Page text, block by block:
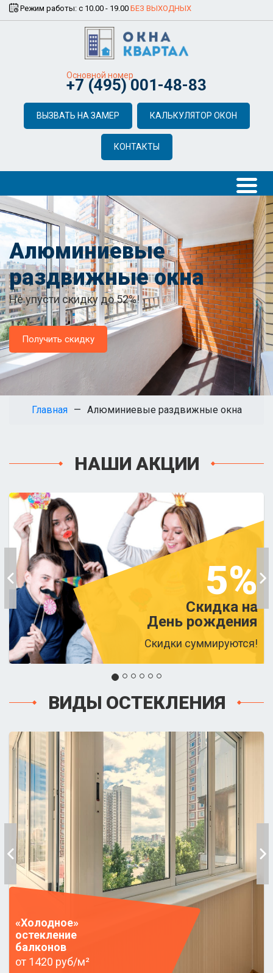
Режим работы: с 10.00 - 19.00 БЕЗ ВЫХОДНЫХ
Основной номер
+7 (495) 001-48-83
ВЫЗВАТЬ НА ЗАМЕР КАЛЬКУЛЯТОР ОКОН
КОНТАКТЫ
Алюминиевые
раздвижные окна
Не упусти скидку до 52%!
Получить скидку
Главная Алюминиевые раздвижные окна
НАШИ АКЦИИ
5%
Скидка на
День рождения
Скидки суммируются!
ВИДЫ ОСТЕКЛЕНИЯ
«Холодное»
остекление
балконов
от 1420 руб/м²